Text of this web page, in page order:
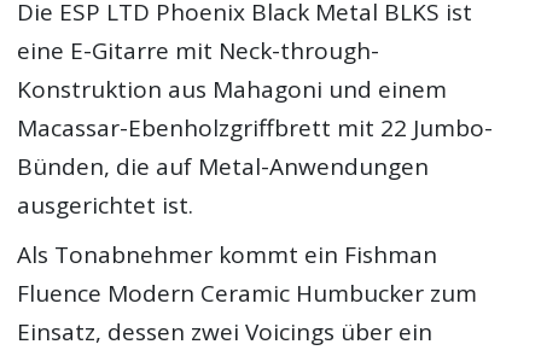
Die ESP LTD Phoenix Black Metal BLKS ist
eine E-Gitarre mit Neck-through-
Konstruktion aus Mahagoni und einem
Macassar-Ebenholzgriffbrett mit 22 Jumbo-
Bünden, die auf Metal-Anwendungen
ausgerichtet ist.
Als Tonabnehmer kommt ein Fishman
Fluence Modern Ceramic Humbucker zum
Einsatz, dessen zwei Voicings über ein